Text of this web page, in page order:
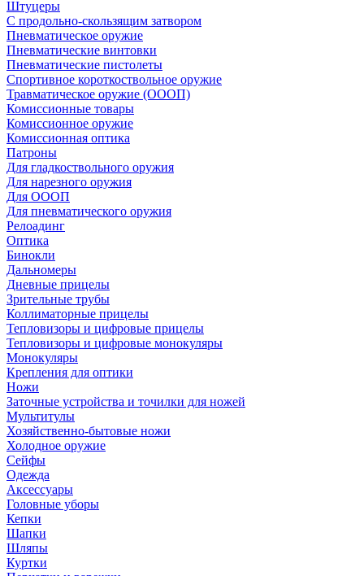
Штуцеры
С продольно-скользящим затвором
Пневматическое оружие
Пневматические винтовки
Пневматические пистолеты
Спортивное короткоствольное оружие
Травматическое оружие (ОООП)
Комиссионные товары
Комиссионное оружие
Комиссионная оптика
Патроны
Для гладкоствольного оружия
Для нарезного оружия
Для ОООП
Для пневматического оружия
Релоадинг
Оптика
Бинокли
Дальномеры
Дневные прицелы
Зрительные трубы
Коллиматорные прицелы
Тепловизоры и цифровые прицелы
Тепловизоры и цифровые монокуляры
Монокуляры
Крепления для оптики
Ножи
Заточные устройства и точилки для ножей
Мультитулы
Хозяйственно-бытовые ножи
Холодное оружие
Сейфы
Одежда
Аксессуары
Головные уборы
Кепки
Шапки
Шляпы
Куртки